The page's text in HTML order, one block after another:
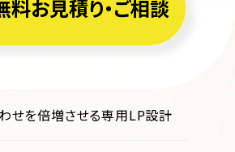
料お見積り・ご相談
せを倍増させる専用LP設計